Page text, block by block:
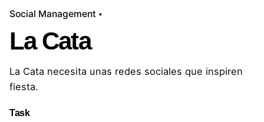
Social Management
La Cata
La Cata necesita unas redes sociales que inspiren
fiesta.
Task